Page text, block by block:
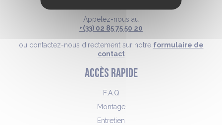
Appelez-nous au
+(33) 02 85 75 50 20
ou contactez-nous directement sur notre formulaire de
contact
ACCÈS RAPIDE
F.A.Q
Montage
Entretien